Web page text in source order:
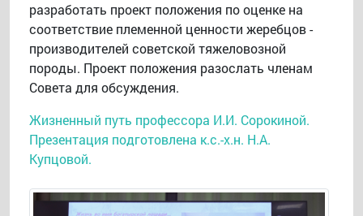
разработать проект положения по оценке на
соответствие племенной ценности жеребцов -
производителей советской тяжеловозной
породы. Проект положения разослать членам
Совета для обсуждения.
Жизненный путь профессора И.И. Сорокиной.
Презентация подготовлена к.с.-х.н. Н.А.
Купцовой.